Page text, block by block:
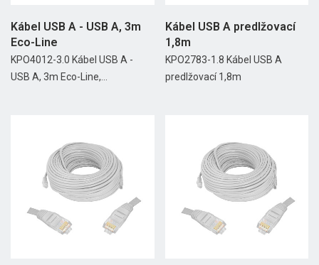
Kábel USB A - USB A, 3m
Eco-Line
KPO4012-3.0 Kábel USB A -
USB A, 3m Eco-Line,...
Kábel USB A predlžovací
1,8m
KPO2783-1.8 Kábel USB A
predlžovací 1,8m